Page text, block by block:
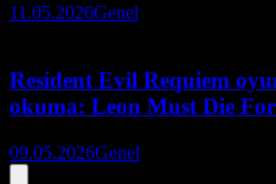
11.05.2026Genel
Resident Evil Requiem
okuma: Leon Must Die
09.05.2026Genel